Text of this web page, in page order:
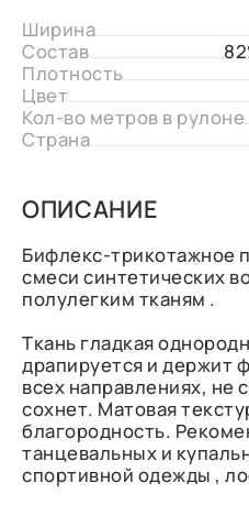
Ширина
Состав
Плотность
Цвет
Кол-во метров в рулоне
Страна
ОПИСАНИЕ
Бифлекс-трикотажное
смеси синтетических
полулегким тканям .
Ткань гладкая
драпируется и держит
всех направлениях, не
сохнет. Матовая
благородность.
танцевальных и
спортивной одежды ,